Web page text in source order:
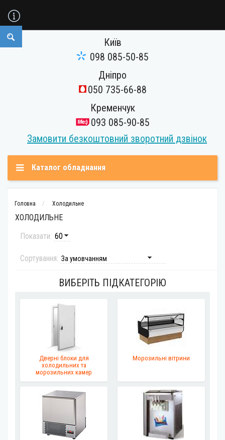
Київ
098 085-50-85
Дніпро
050 735-66-88
Кременчук
093 085-90-85
Замовити безкоштовний зворотний дзвінок
Каталог обладнання
Головна Холодильне
ХОЛОДИЛЬНЕ
Показати:
Сортування:
ВИБЕРІТЬ ПІДКАТЕГОРІЮ
Дверні блоки для
холодильних та
морозильних камер
Морозильні вітрини